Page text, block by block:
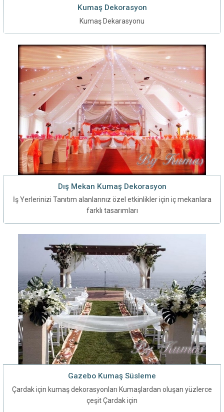
Kumaş Dekorasyon
Kumaş Dekarasyonu
Dış Mekan Kumaş Dekorasyon
İş Yerlerinizi Tanıtım alanlarınız özel etkinlikler için iç mekanlara
farklı tasarımları
Gazebo Kumaş Süsleme
Çardak için kumaş dekorasyonları Kumaşlardan oluşan yüzlerce
çeşit Çardak için